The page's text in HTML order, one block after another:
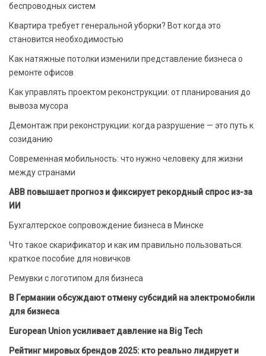
беспроводных систем
Квартира требует генеральной уборки? Вот когда это
становится необходимостью
Как натяжные потолки изменили представление бизнеса о
ремонте офисов
Как управлять проектом реконструкции: от планирования до
вывоза мусора
Демонтаж при реконструкции: когда разрушение — это путь к
созиданию
Современная мобильность: что нужно человеку для жизни
между странами
ABB повышает прогноз и фиксирует рекордный спрос из-за
ИИ
Бухгалтерское сопровождение бизнеса в Минске
Что такое скарификатор и как им правильно пользоваться:
краткое пособие для новичков
Ремувки с логотипом для бизнеса
В Германии обсуждают отмену субсидий на электромобили
для бизнеса
European Union усиливает давление на Big Tech
Рейтинг мировых брендов 2025: кто реально лидирует и